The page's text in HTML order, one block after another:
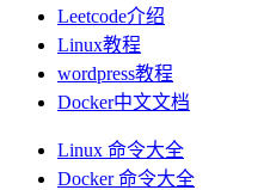
Leetcode介绍
Linux教程
wordpress教程
Docker中文文档
Linux 命令大全
Docker 命令大全